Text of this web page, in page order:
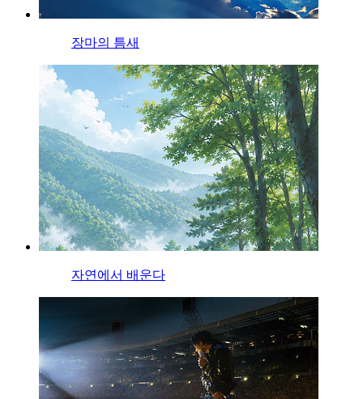
장마의 틈새
자연에서 배운다